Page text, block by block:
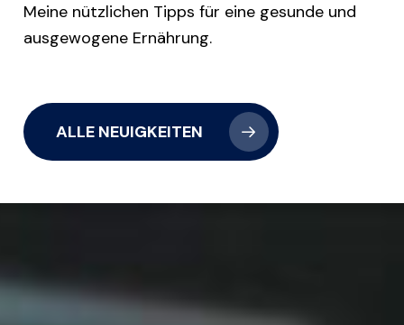
2026
Meine nützlichen Tipps für eine gesunde und
ausgewogene Ernährung.
ALLE NEUIGKEITEN